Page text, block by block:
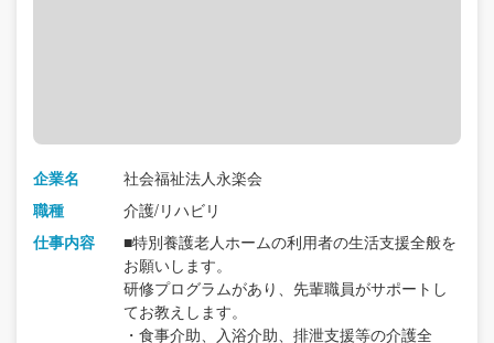
企業名
社会福祉法人永楽会
職種
介護/リハビリ
仕事内容
■特別養護老人ホームの利用者の生活支援全般を
お願いします。
研修プログラムがあり、先輩職員がサポートし
てお教えします。
・食事介助、入浴介助、排泄支援等の介護全